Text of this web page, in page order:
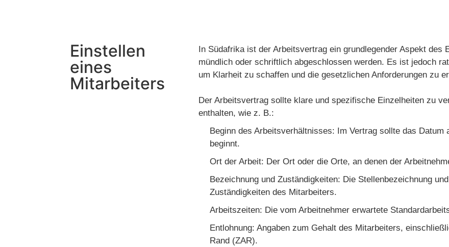
Einstellen
eines
Mitarbeiters
In Südafrika ist der Arbeitsvertrag ein grundlegender Aspekt des
mündlich oder schriftlich abgeschlossen werden. Es ist jedoch
um Klarheit zu schaffen und die gesetzlichen Anforderungen zu
Der Arbeitsvertrag sollte klare und spezifische Einzelheiten zu
enthalten, wie z. B.:
Beginn des Arbeitsverhältnisses: Im Vertrag sollte das Datum
beginnt.
Ort der Arbeit: Der Ort oder die Orte, an denen der
Bezeichnung und Zuständigkeiten: Die Stellenbezeichnung
Zuständigkeiten des Mitarbeiters.
Arbeitszeiten: Die vom Arbeitnehmer erwartete
Entlohnung: Angaben zum Gehalt des Mitarbeiters,
Rand (ZAR).